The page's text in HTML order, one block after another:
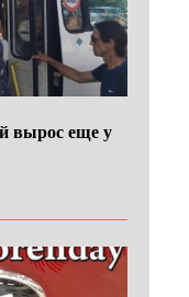
вырос еще у